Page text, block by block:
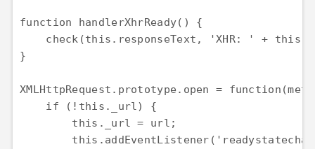
function handlerXhrReady() {
check(this.responseText, 'XHR: ' +
}
XMLHttpRequest.prototype.open =
    if (!this._url) {
        this._url = url;